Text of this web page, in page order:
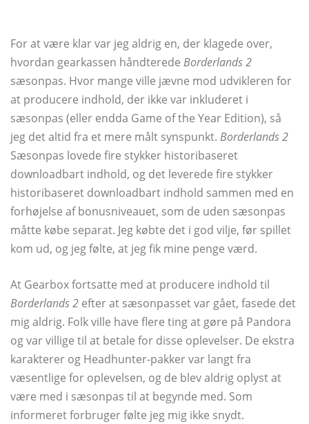
For at være klar var jeg aldrig en, der klagede over,
hvordan gearkassen håndterede Borderlands 2
sæsonpas. Hvor mange ville jævne mod udvikleren for
at producere indhold, der ikke var inkluderet i
sæsonpas (eller endda Game of the Year Edition), så
jeg det altid fra et mere målt synspunkt. Borderlands 2
Sæsonpas lovede fire stykker historibaseret
downloadbart indhold, og det leverede fire stykker
historibaseret downloadbart indhold sammen med en
forhøjelse af bonusniveauet, som de uden sæsonpas
måtte købe separat. Jeg købte det i god vilje, før spillet
kom ud, og jeg følte, at jeg fik mine penge værd.
At Gearbox fortsatte med at producere indhold til
Borderlands 2 efter at sæsonpasset var gået, fasede det
mig aldrig. Folk ville have flere ting at gøre på Pandora
og var villige til at betale for disse oplevelser. De ekstra
karakterer og Headhunter-pakker var langt fra
væsentlige for oplevelsen, og de blev aldrig oplyst at
være med i sæsonpas til at begynde med. Som
informeret forbruger følte jeg mig ikke snydt.